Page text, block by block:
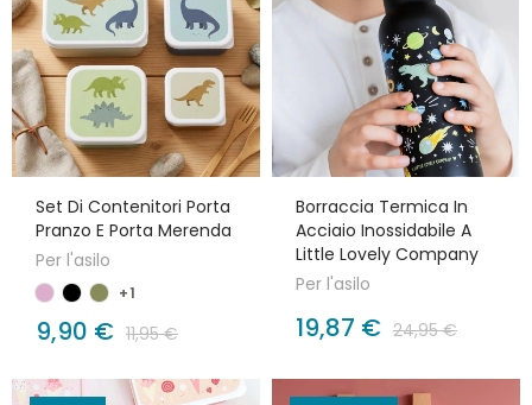
Set Di Contenitori Porta
Pranzo E Porta Merenda
Per l'asilo
+1
9,90 € 11,95 €
Borraccia Termica In
Acciaio Inossidabile A
Little Lovely Company
Per l'asilo
19,87 € 24,95 €